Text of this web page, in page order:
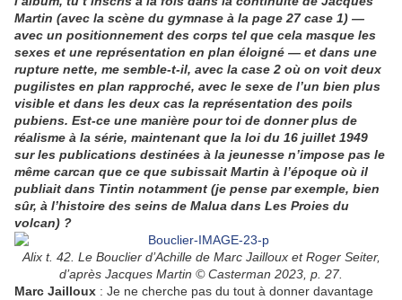
Martin (avec la scène du gymnase à la page 27 case 1) —
avec un positionnement des corps tel que cela masque les
sexes et une représentation en plan éloigné — et dans une
rupture nette, me semble-t-il, avec la case 2 où on voit deux
pugilistes en plan rapproché, avec le sexe de l’un bien plus
visible et dans les deux cas la représentation des poils
pubiens. Est-ce une manière pour toi de donner plus de
réalisme à la série, maintenant que la loi du 16 juillet 1949
sur les publications destinées à la jeunesse n’impose pas le
même carcan que ce que subissait Martin à l’époque où il
publiait dans Tintin notamment (je pense par exemple, bien
sûr, à l’histoire des seins de Malua dans Les Proies du
volcan) ?
Alix t. 42. Le Bouclier d’Achille de Marc Jailloux et Roger Seiter,
d’après Jacques Martin © Casterman 2023, p. 27.
Marc Jailloux : Je ne cherche pas du tout à donner davantage